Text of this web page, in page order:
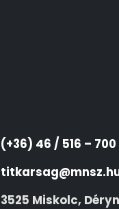
(+36) 46 / 516 – 700
3525 Miskolc,